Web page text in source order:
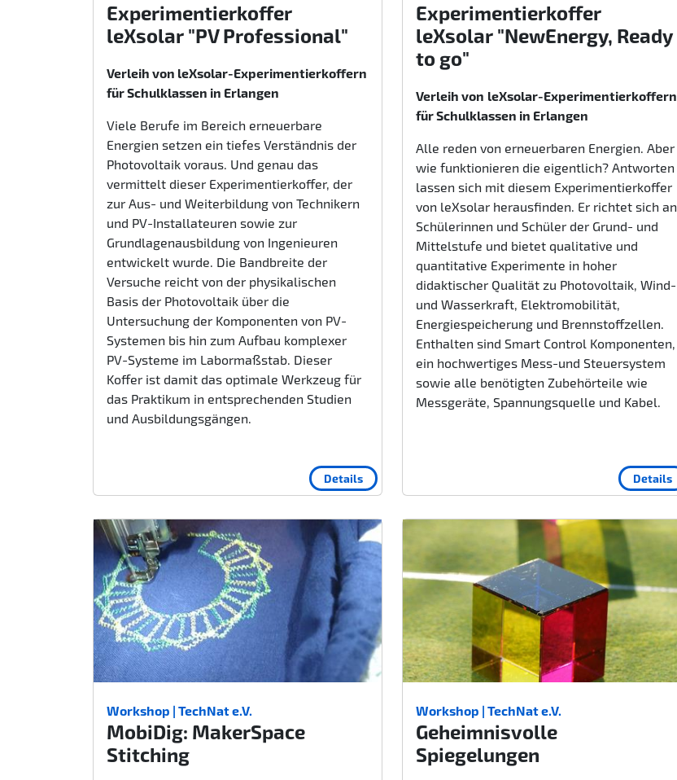
Experimentierkoffer
leXsolar "PV Professional"
Verleih von leXsolar-Experimentierkoffern
für Schulklassen in Erlangen
Viele Berufe im Bereich erneuerbare
Energien setzen ein tiefes Verständnis der
Photovoltaik voraus. Und genau das
vermittelt dieser Experimentierkoffer, der
zur Aus- und Weiterbildung von Technikern
und PV-Installateuren sowie zur
Grundlagenausbildung von Ingenieuren
entwickelt wurde. Die Bandbreite der
Versuche reicht von der physikalischen
Basis der Photovoltaik über die
Untersuchung der Komponenten von PV-
Systemen bis hin zum Aufbau komplexer
PV-Systeme im Labormaßstab. Dieser
Koffer ist damit das optimale Werkzeug für
das Praktikum in entsprechenden Studien
und Ausbildungsgängen.
Details
Experimentierkoffer
leXsolar "NewEnergy, Ready
to go"
Verleih von leXsolar-Experimentierkoffern
für Schulklassen in Erlangen
Alle reden von erneuerbaren Energien. Aber
wie funktionieren die eigentlich? Antworten
lassen sich mit diesem Experimentierkoffer
von leXsolar herausfinden. Er richtet sich an
Schülerinnen und Schüler der Grund- und
Mittelstufe und bietet qualitative und
quantitative Experimente in hoher
didaktischer Qualität zu Photovoltaik, Wind-
und Wasserkraft, Elektromobilität,
Energiespeicherung und Brennstoffzellen.
Enthalten sind Smart Control Komponenten,
ein hochwertiges Mess-und Steuersystem
sowie alle benötigten Zubehörteile wie
Messgeräte, Spannungsquelle und Kabel.
Details
Workshop | TechNat e.V.
MobiDig: MakerSpace
Stitching
Workshop | TechNat e.V.
Geheimnisvolle
Spiegelungen